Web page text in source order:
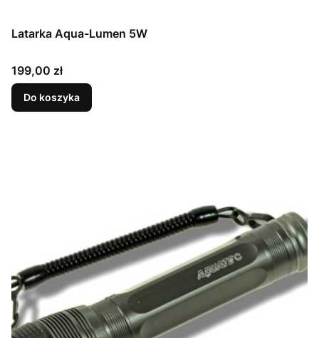
Latarka Aqua-Lumen 5W
Cena
199,00 zł
Do koszyka